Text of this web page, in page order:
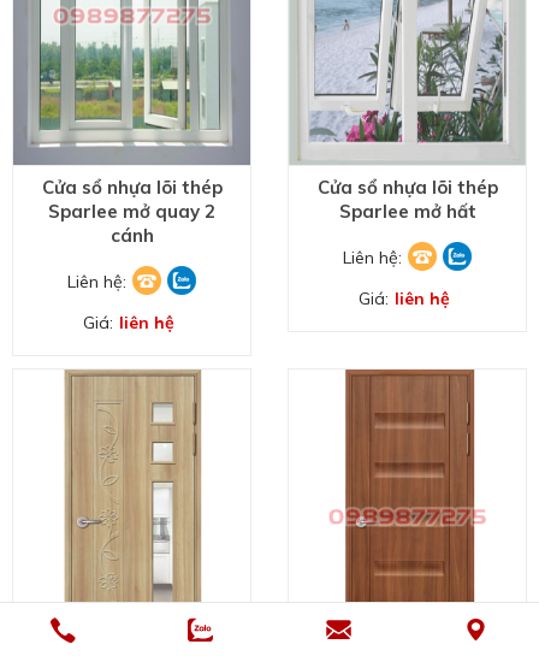
Cửa sổ nhựa lõi thép
Sparlee mở quay 2
cánh
Liên hệ:
Giá: liên hệ
Cửa sổ nhựa lõi thép
Sparlee mở hất
Liên hệ:
Giá: liên hệ